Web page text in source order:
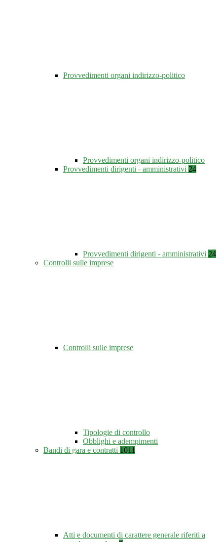
Provvedimenti organi indirizzo-politico
Provvedimenti organi indirizzo-politico
Provvedimenti dirigenti - amministrativi 24
Provvedimenti dirigenti - amministrativi 24
Controlli sulle imprese
Controlli sulle imprese
Tipologie di controllo
Obblighi e adempimenti
Bandi di gara e contratti 1011
Atti e documenti di carattere generale riferiti a